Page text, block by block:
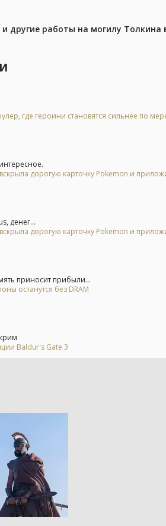
другие работы на могилу
где героини становятся сильнее по
дорогую карточку Pokemon и
денег...
дорогую карточку Pokemon и
приносит прибыли...
останутся без DRAM
Baldur's Gate 3